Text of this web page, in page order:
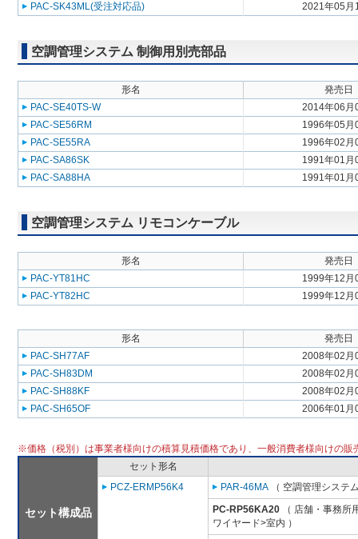
PAC-SK43ML(受注対応品)
2021年05月
空調管理システム 制御用別売部品
形名
発売日
PAC-SE40TS-W
2014年06月
PAC-SE56RM
1996年05月
PAC-SE55RA
1996年02月
PAC-SA86SK
1991年01月
PAC-SA88HA
1991年01月
空調管理システム リモコンケーブル
形名
発売日
PAC-YT81HC
1999年12月
PAC-YT82HC
1999年12月
形名
発売日
PAC-SH77AF
2008年02月
PAC-SH83DM
2008年02月
PAC-SH88KF
2008年02月
PAC-SH65OF
2006年01月
※価格（税別）は事業者様向けの積算見積価格であり、一般消費者様向けの販
セット構成品
セット形名
PCZ-ERMP56K4
PAR-46MA （ 空調管理システ
PC-RP56KA20 （ 店舗・事務所
ワイヤード>室内 ）